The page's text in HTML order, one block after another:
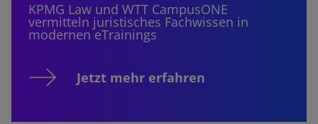
KPMG Law und WTT CampusONE
vermitteln juristisches Fachwissen in
modernen eTrainings
Jetzt mehr erfahren